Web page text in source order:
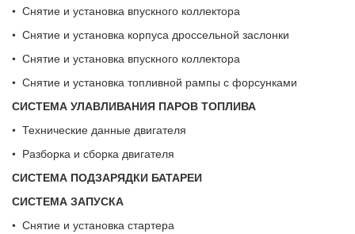
• Снятие и установка впускного коллектора
• Снятие и установка корпуса дроссельной заслонки
• Снятие и установка впускного коллектора
• Снятие и установка топливной рампы с форсунками
СИСТЕМА УЛАВЛИВАНИЯ ПАРОВ ТОПЛИВА
• Технические данные двигателя
• Разборка и сборка двигателя
СИСТЕМА ПОДЗАРЯДКИ БАТАРЕИ
СИСТЕМА ЗАПУСКА
• Снятие и установка стартера